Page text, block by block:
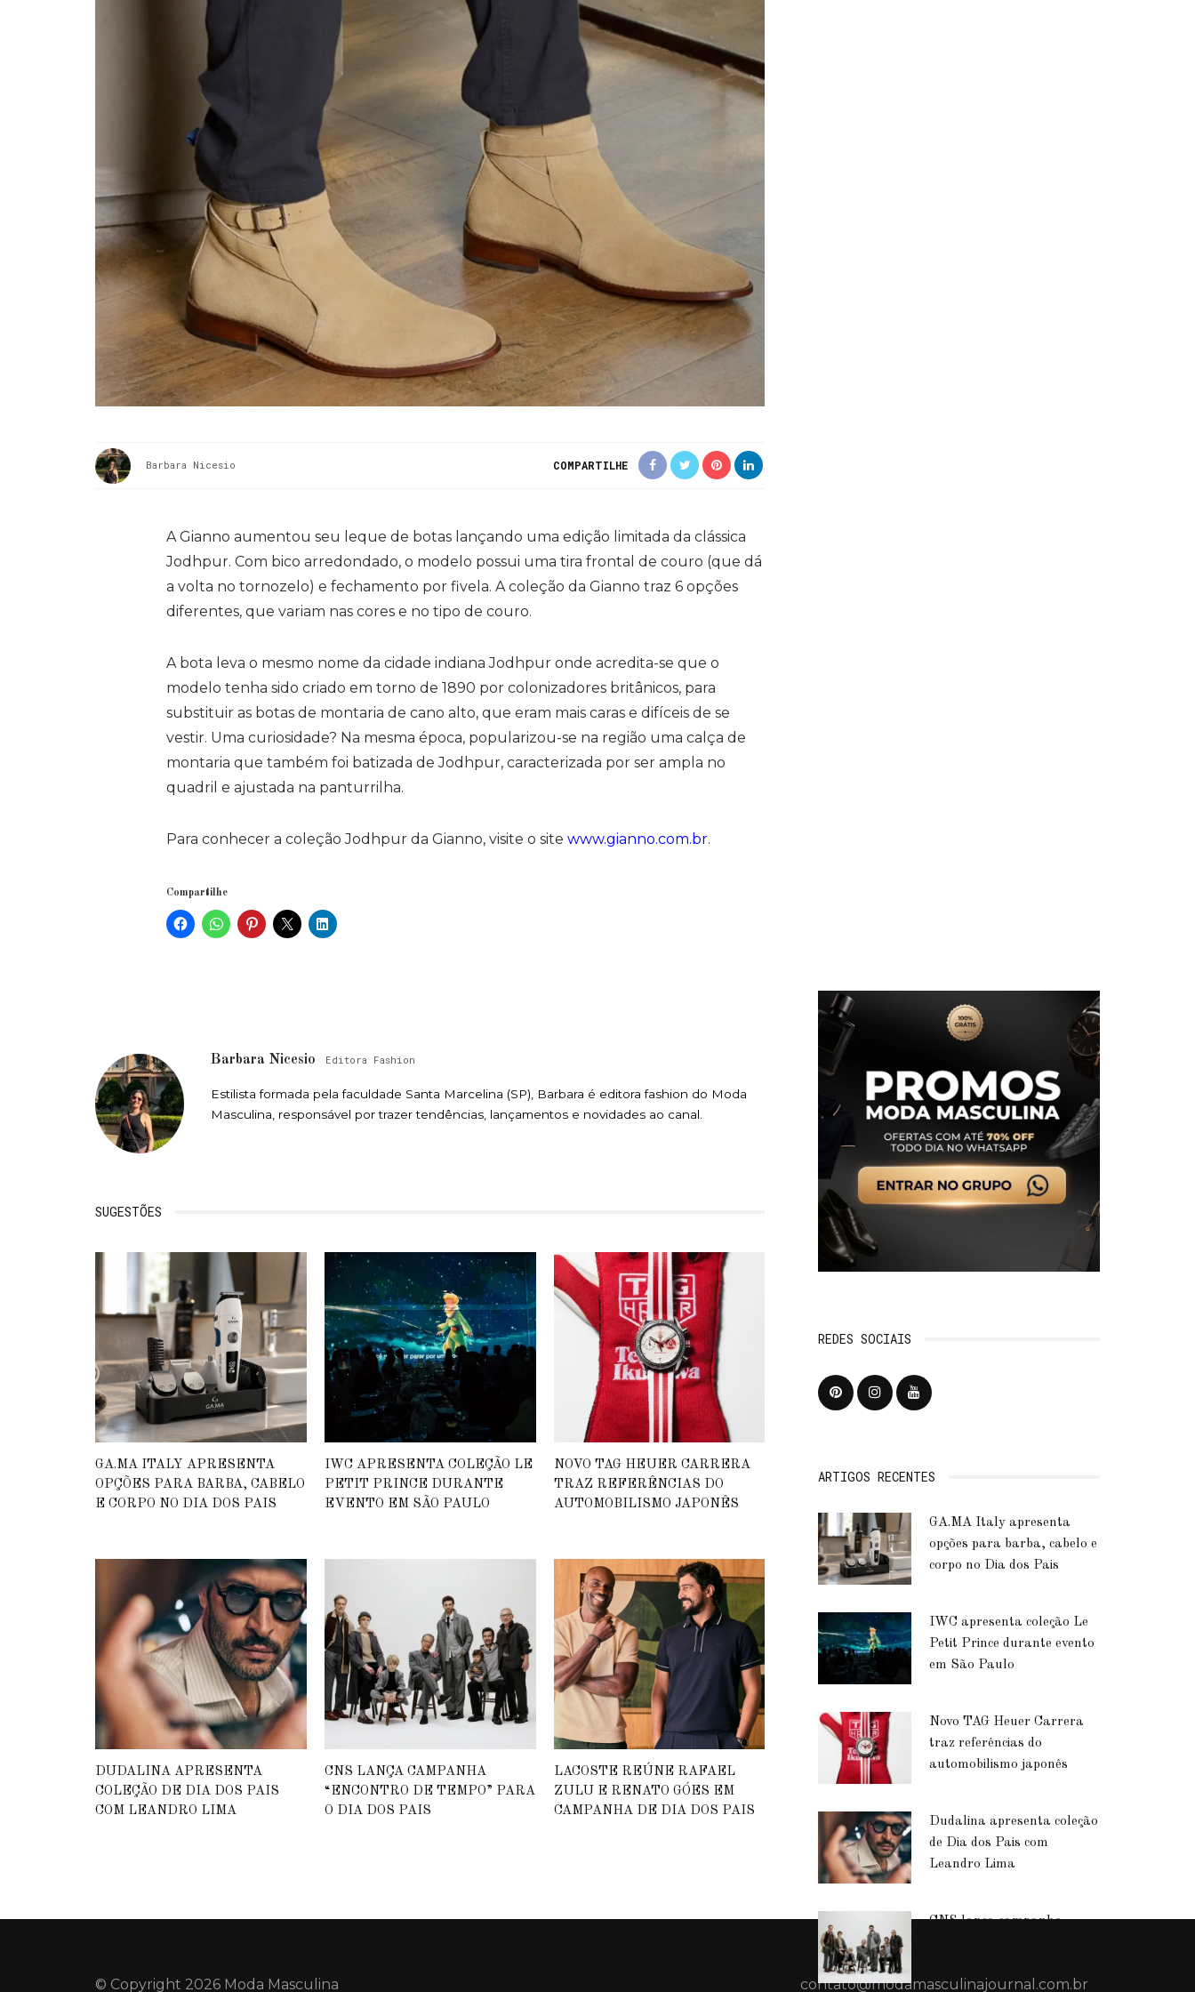
Barbara Nicesio COMPARTILHE
A Gianno aumentou seu leque de botas lançando uma edição limitada da clássica
Jodhpur. Com bico arredondado, o modelo possui uma tira frontal de couro (que dá
a volta no tornozelo) e fechamento por fivela. A coleção da Gianno traz 6 opções
diferentes, que variam nas cores e no tipo de couro.
A bota leva o mesmo nome da cidade indiana Jodhpur onde acredita-se que o
modelo tenha sido criado em torno de 1890 por colonizadores britânicos, para
substituir as botas de montaria de cano alto, que eram mais caras e difíceis de se
vestir. Uma curiosidade? Na mesma época, popularizou-se na região uma calça de
montaria que também foi batizada de Jodhpur, caracterizada por ser ampla no
quadril e ajustada na panturrilha.
Para conhecer a coleção Jodhpur da Gianno, visite o site www.gianno.com.br.
Compartilhe
Barbara Nicesio Editora Fashion
Estilista formada pela faculdade Santa Marcelina (SP), Barbara é editora fashion do Moda
Masculina, responsável por trazer tendências, lançamentos e novidades ao canal.
SUGESTÕES
GA.MA ITALY APRESENTA
OPÇÕES PARA BARBA, CABELO
E CORPO NO DIA DOS PAIS
IWC APRESENTA COLEÇÃO LE
PETIT PRINCE DURANTE
EVENTO EM SÃO PAULO
NOVO TAG HEUER CARRERA
TRAZ REFERÊNCIAS DO
AUTOMOBILISMO JAPONÊS
DUDALINA APRESENTA
COLEÇÃO DE DIA DOS PAIS
COM LEANDRO LIMA
CNS LANÇA CAMPANHA
“ENCONTRO DE TEMPO” PARA
O DIA DOS PAIS
LACOSTE REÚNE RAFAEL
ZULU E RENATO GÓES EM
CAMPANHA DE DIA DOS PAIS
REDES SOCIAIS
ARTIGOS RECENTES
GA.MA Italy apresenta
opções para barba, cabelo e
corpo no Dia dos Pais
IWC apresenta coleção Le
Petit Prince durante evento
em São Paulo
Novo TAG Heuer Carrera
traz referências do
automobilismo japonês
Dudalina apresenta coleção
de Dia dos Pais com
Leandro Lima
CNS lança campanha
© Copyright 2026 Moda Masculina contato@modamasculinajournal.com.br